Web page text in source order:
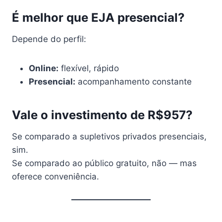
É melhor que EJA presencial?
Depende do perfil:
Online: flexível, rápido
Presencial: acompanhamento constante
Vale o investimento de R$957?
Se comparado a supletivos privados presenciais,
sim.
Se comparado ao público gratuito, não — mas
oferece conveniência.